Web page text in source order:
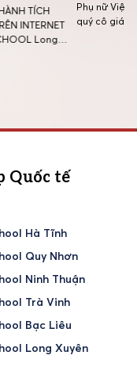
TÍCH
INTERNET
Long
Phụ nữ Việt
quý cô giáo,
Quốc tế
Hà Tĩnh
Quy Nhơn
Ninh Thuận
Trà Vinh
Bạc Liêu
Long Xuyên